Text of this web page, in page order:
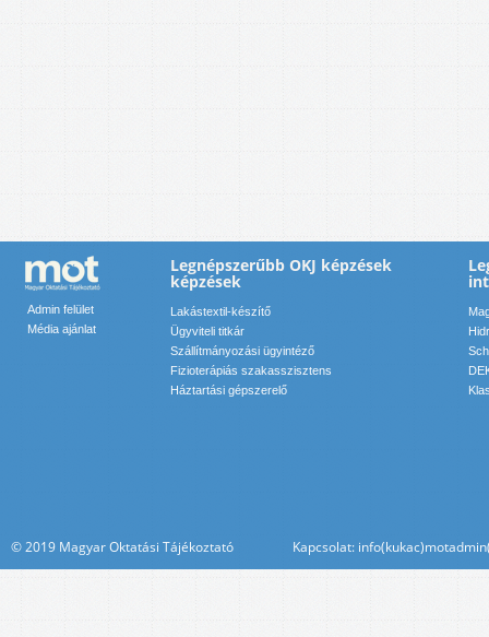
Admin felület
Média ajánlat
Legnépszerűbb OKJ képzések
képzések
Lakástextil-készítő
Ügyviteli titkár
Szállítmányozási ügyintéző
Fizioterápiás szakasszisztens
Háztartási gépszerelő
© 2019 Magyar Oktatási Tájékoztató Kapcsolat: